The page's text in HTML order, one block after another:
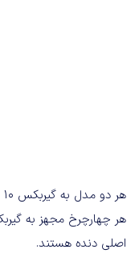
اصلی دنده هستند.